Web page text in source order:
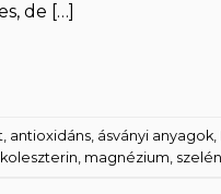
de […]
antioxidáns ásványi anyagok
koleszterin magnézium szelén